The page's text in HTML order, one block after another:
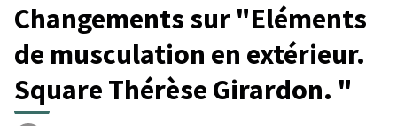
Changements sur "Eléments
de musculation en extérieur.
Square Thérèse Girardon. "